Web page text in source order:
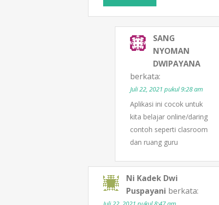
SANG
NYOMAN
DWIPAYANA
berkata:
Juli 22, 2021 pukul 9:28 am
Aplikasi ini cocok untuk
kita belajar online/daring
contoh seperti clasroom
dan ruang guru
Ni Kadek Dwi
Puspayani berkata: